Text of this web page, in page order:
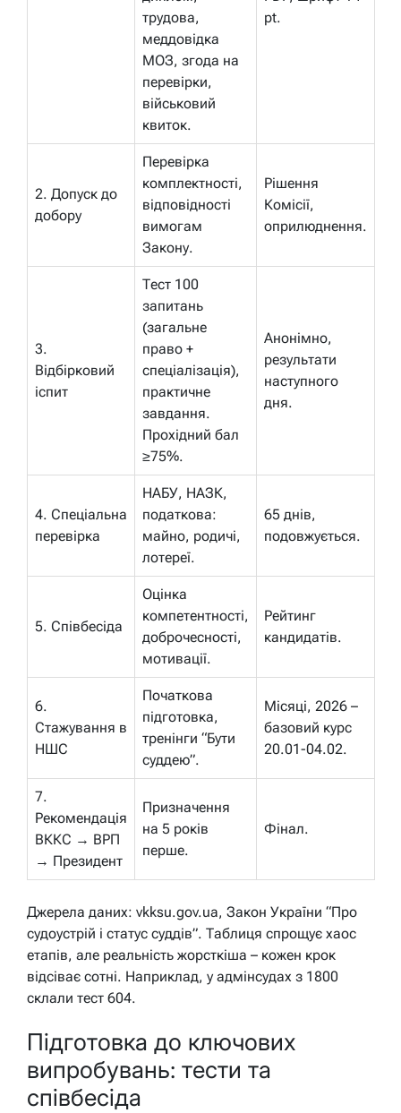
трудова,
меддовідка
МОЗ, згода на
перевірки,
військовий
квиток.
pt.
2. Допуск до
добору
Перевірка
комплектності,
відповідності
вимогам
Закону.
Рішення
Комісії,
оприлюднення.
3.
Відбірковий
іспит
Тест 100
запитань
(загальне
право +
спеціалізація),
практичне
завдання.
Прохідний бал
≥75%.
Анонімно,
результати
наступного
дня.
4. Спеціальна
перевірка
НАБУ, НАЗК,
податкова:
майно, родичі,
лотереї.
65 днів,
подовжується.
5. Співбесіда
Оцінка
компетентності,
доброчесності,
мотивації.
Рейтинг
кандидатів.
6.
Стажування в
НШС
Початкова
підготовка,
тренінги “Бути
суддею”.
Місяці, 2026 –
базовий курс
20.01-04.02.
7.
Рекомендація
ВККС → ВРП
→ Президент
Призначення
на 5 років
перше.
Фінал.
Джерела даних: vkksu.gov.ua, Закон України “Про
судоустрій і статус суддів”. Таблиця спрощує хаос
етапів, але реальність жорсткіша – кожен крок
відсіває сотні. Наприклад, у адмінсудах з 1800
склали тест 604.
Підготовка до ключових
випробувань: тести та
співбесіда